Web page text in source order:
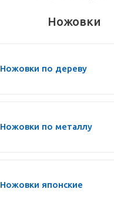
Ножовки
Ножовки по дереву
Ножовки по металлу
Ножовки японские